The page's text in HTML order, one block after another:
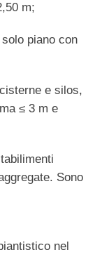
m;
piano con
e silos,
≤ 3 m e
Sono
nel